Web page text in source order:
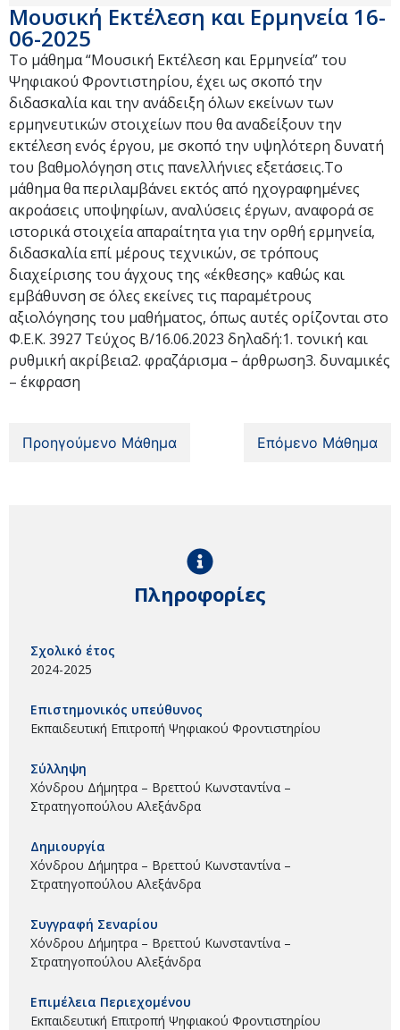
Μουσική Εκτέλεση και Ερμηνεία 16-
06-2025
Το μάθημα “Μουσική Εκτέλεση και Ερμηνεία” του
Ψηφιακού Φροντιστηρίου, έχει ως σκοπό την
διδασκαλία και την ανάδειξη όλων εκείνων των
ερμηνευτικών στοιχείων που θα αναδείξουν την
εκτέλεση ενός έργου, με σκοπό την υψηλότερη δυνατή
του βαθμολόγηση στις πανελλήνιες εξετάσεις.Το
μάθημα θα περιλαμβάνει εκτός από ηχογραφημένες
ακροάσεις υποψηφίων, αναλύσεις έργων, αναφορά σε
ιστορικά στοιχεία απαραίτητα για την ορθή ερμηνεία,
διδασκαλία επί μέρους τεχνικών, σε τρόπους
διαχείρισης του άγχους της «έκθεσης» καθώς και
εμβάθυνση σε όλες εκείνες τις παραμέτρους
αξιολόγησης του μαθήματος, όπως αυτές ορίζονται στο
Φ.Ε.Κ. 3927 Τεύχος Β/16.06.2023 δηλαδή:1. τονική και
ρυθμική ακρίβεια2. φραζάρισμα – άρθρωση3. δυναμικές
– έκφραση
Προηγούμενο Μάθημα Επόμενο Μάθημα
Πληροφορίες
Σχολικό έτος
2024-2025
Επιστημονικός υπεύθυνος
Εκπαιδευτική Επιτροπή Ψηφιακού Φροντιστηρίου
Σύλληψη
Χόνδρου Δήμητρα – Βρεττού Κωνσταντίνα –
Στρατηγοπούλου Αλεξάνδρα
Δημιουργία
Χόνδρου Δήμητρα – Βρεττού Κωνσταντίνα –
Στρατηγοπούλου Αλεξάνδρα
Συγγραφή Σεναρίου
Χόνδρου Δήμητρα – Βρεττού Κωνσταντίνα –
Στρατηγοπούλου Αλεξάνδρα
Επιμέλεια Περιεχομένου
Εκπαιδευτική Επιτροπή Ψηφιακού Φροντιστηρίου